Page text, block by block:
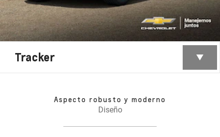
Tracker
Aspecto robusto y moderno
Diseño